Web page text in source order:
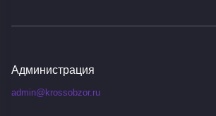
Администрация
admin@krossobzor.ru